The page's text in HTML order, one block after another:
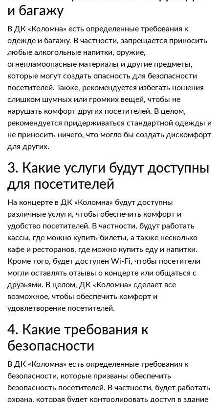
и багажу
В ДК «Коломна» есть определенные требования к
одежде и багажу. В частности, запрещается приносить
любые алкогольные напитки, оружие,
огнепламоопасные материалы и другие предметы,
которые могут создать опасность для безопасности
посетителей. Также, рекомендуется избегать ношения
слишком шумных или громких вещей, чтобы не
нарушать комфорт других посетителей. В целом,
рекомендуется придерживаться стандартной одежды и
не приносить ничего, что могло бы создать дискомфорт
для других.
3. Какие услуги будут доступны
для посетителей
На концерте в ДК «Коломна» будут доступны
различные услуги, чтобы обеспечить комфорт и
удобство посетителей. В частности, будут работать
кассы, где можно купить билеты, а также несколько
кафе и ресторанов, где можно купить еду и напитки.
Кроме того, будет доступен Wi-Fi, чтобы посетители
могли оставлять отзывы о концерте или общаться с
друзьями. В целом, ДК «Коломна» сделает все
возможное, чтобы обеспечить комфорт и
удовлетворение посетителей.
4. Какие требования к
безопасности
В ДК «Коломна» есть определенные требования к
безопасности, которые призваны обеспечить
безопасность посетителей. В частности, будет работать
охрана, которая будет контролировать доступ в здание